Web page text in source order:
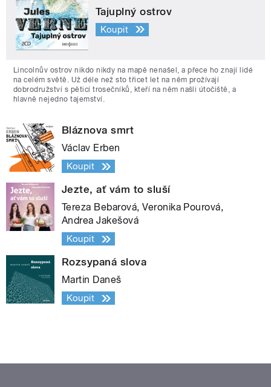
Tajuplný ostrov
Koupit
Lincolnův ostrov nikdo nikdy na mapě nenašel, a přece ho znají lidé
na celém světě. Už déle než sto třicet let na něm prožívají
dobrodružství s pěticí trosečníků, kteří na něm našli útočiště, a
hlavně nejedno tajemství.
Bláznova smrt
Václav Erben
Koupit
Jezte, ať vám to sluší
Tereza Bebarová, Veronika Pourová,
Andrea Jakešová
Koupit
Rozsypaná slova
Martin Daneš
Koupit